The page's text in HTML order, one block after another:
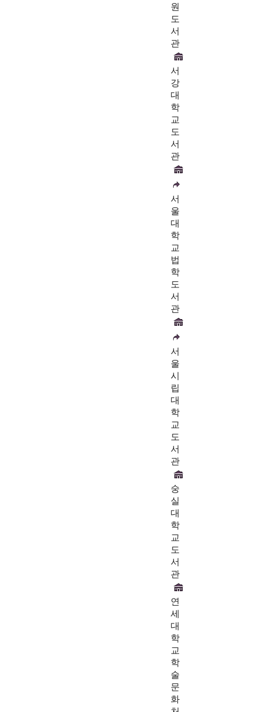
원
도
서
관
서
강
대
학
교
도
서
관
서
울
대
학
교
법
학
도
서
관
서
울
시
립
대
학
교
도
서
관
숭
실
대
학
교
도
서
관
연
세
대
학
교
학
술
문
화